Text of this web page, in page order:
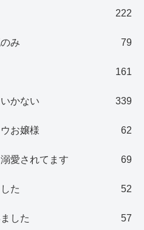
222
み 79
161
かない 339
お嬢様 62
愛されてます 69
た 52
した 57